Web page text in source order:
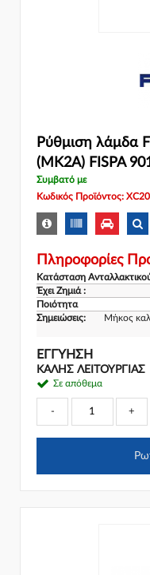
Ρύθμιση λάμδα
(MK2A) FISPA
Συμβατό με
Κωδικός Προϊόντος:
Πληροφορίες
Κατάσταση
Έχει Ζημιά :
Ποιότητα
Σημειώσεις:
Μήκος
ΕΓΓΎΗΣΗ
ΚΑΛΗΣ ΛΕΙΤΟΥΡΓΙΑΣ
Σε απόθεμα
- +